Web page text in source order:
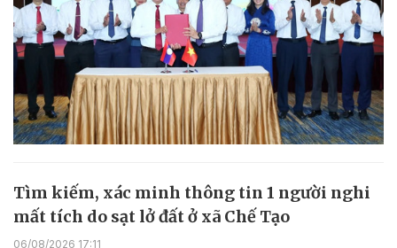
Tìm kiếm, xác minh thông tin 1 người nghi
mất tích do sạt lở đất ở xã Chế Tạo
06/08/2026 17:11